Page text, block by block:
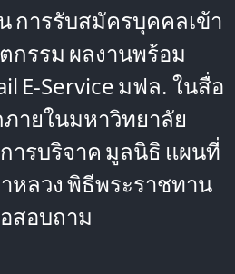
การรับสมัครบุคคลเข้า
กรรม ผลงานพร้อม
E-Serviceมฟล. ในสื่อ
ายในมหาวิทยาลัย
การบริจาค มูลนิธิ แผนที่
หลวงพิธีพระราชทาน
สอบถาม